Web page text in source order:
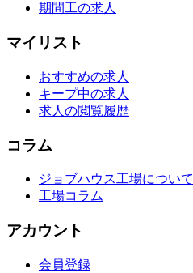
期間工の求人
マイリスト
おすすめの求人
キープ中の求人
求人の閲覧履歴
コラム
ジョブハウス工場について
工場コラム
アカウント
会員登録